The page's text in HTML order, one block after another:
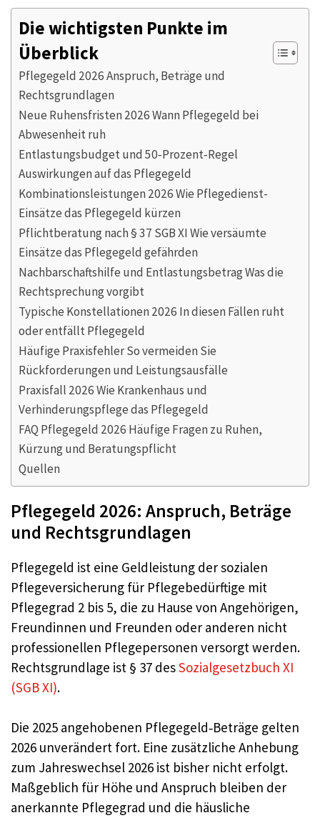
Die wichtigsten Punkte im
Überblick
Pflegegeld 2026 Anspruch, Beträge und
Rechtsgrundlagen
Neue Ruhensfristen 2026 Wann Pflegegeld bei
Abwesenheit ruh
Entlastungsbudget und 50‑Prozent‑Regel
Auswirkungen auf das Pflegegeld
Kombinationsleistungen 2026 Wie Pflegedienst-
Einsätze das Pflegegeld kürzen
Pflichtberatung nach § 37 SGB XI Wie versäumte
Einsätze das Pflegegeld gefährden
Nachbarschaftshilfe und Entlastungsbetrag Was die
Rechtsprechung vorgibt
Typische Konstellationen 2026 In diesen Fällen ruht
oder entfällt Pflegegeld
Häufige Praxisfehler So vermeiden Sie
Rückforderungen und Leistungsausfälle
Praxisfall 2026 Wie Krankenhaus und
Verhinderungspflege das Pflegegeld
FAQ Pflegegeld 2026 Häufige Fragen zu Ruhen,
Kürzung und Beratungspflicht
Quellen
Pflegegeld 2026: Anspruch, Beträge
und Rechtsgrundlagen
Pflegegeld ist eine Geldleistung der sozialen
Pflegeversicherung für Pflegebedürftige mit
Pflegegrad 2 bis 5, die zu Hause von Angehörigen,
Freundinnen und Freunden oder anderen nicht
professionellen Pflegepersonen versorgt werden.
Rechtsgrundlage ist § 37 desSozialgesetzbuch XI
(SGB XI).
Die 2025 angehobenen Pflegegeld‑Beträge gelten
2026 unverändert fort. Eine zusätzliche Anhebung
zum Jahreswechsel 2026 ist bisher nicht erfolgt.
Maßgeblich für Höhe und Anspruch bleiben der
anerkannte Pflegegrad und die häusliche